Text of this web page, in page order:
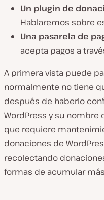
Un plugin de
Hablaremos sobre
Una pasarela de
acepta pagos a
A primera vista puede
normalmente no tiene
después de haberlo
WordPress y su
que requiere
donaciones de
recolectando
formas de acumular